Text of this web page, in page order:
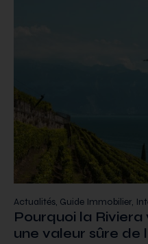
Actualités, Guide Immobilier,
Pourquoi la
une valeur sûre de